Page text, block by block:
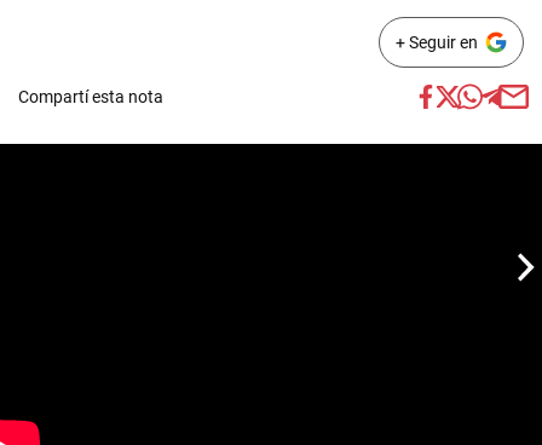
+ Seguir en
Compartí esta nota